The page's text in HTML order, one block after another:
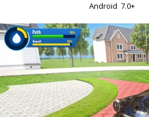
Android 7.0+